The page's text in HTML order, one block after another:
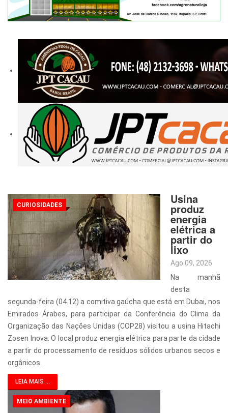
CURIOSIDADES Usina
produz
energia
elétrica a
partir do
lixo
Ago 09, 2026
Na manhã
desta
segunda-feira (04.12) a comitiva gaúcha que está em Dubai, nos
Emirados Árabes, para participar da Conferência do Clima da
Organização das Nações Unidas (COP28) visitou a usina Hitachi
Zosen Inova. O local produz energia elétrica para parte da cidade
a partir do processamento de resíduos sólidos urbanos secos e
orgânicos.
LEIA MAIS ...
MEIO AMBIENTE